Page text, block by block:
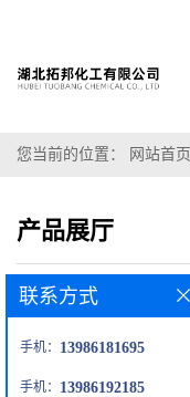
您当前的位置： 网站首页
产品展厅
联系方式
手机： 13986181695
手机： 13986192185